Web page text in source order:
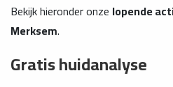
Bekijk hieronder onze lopende
Merksem.
Gratis huidanalyse